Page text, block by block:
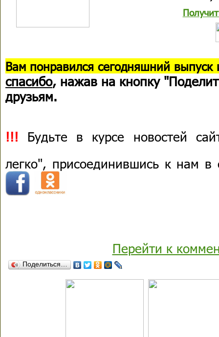
Вам понравился сегодняшний выпуск
спасибо, нажав на кнопку
друзьям.
!!! Будьте в курсе новостей
легко", присоединившись к нам
Перейти к
Поделиться…